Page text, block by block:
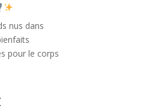
nus dans
pour le corps